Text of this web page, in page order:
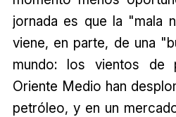
jornada es que la "mala
viene, en parte, de una
mundo: los vientos de
Oriente Medio han
petróleo, y en un